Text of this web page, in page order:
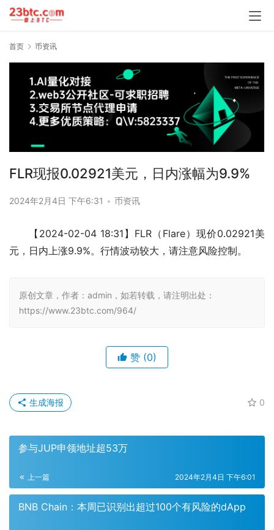
首页 币资讯
FLR现报0.02921美元，日内涨幅为9.9%
2024年2月4日 下午6:31 • 币资讯
【2024-02-04 18:31】FLR（Flare）现价0.02921美
元，日内上涨9.9%。行情波动较大，请注意风险控制。
原创文章，作者：admin，如若转载，请注明出处：
https://www.23btc.com/964/
赞 (0)
0
生成海报
参与JUP申领地址超53万
上一篇 2024年2月4日 下午6:01
BNB Chain：本周已识别出超过100个有风险的dApp